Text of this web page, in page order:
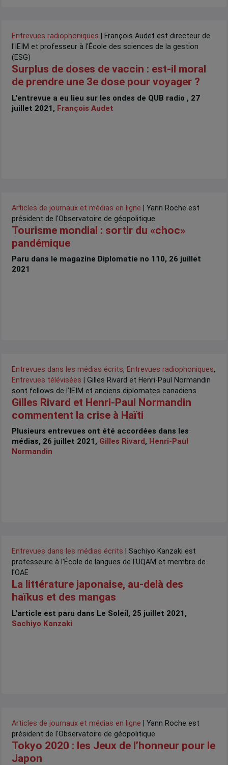
Entrevues radiophoniques | François Audet est directeur de
l'IEIM et professeur à l'École des sciences de la gestion
(ESG)
Surplus de doses de vaccin : est-il moral
de prendre une 3e dose pour voyager ?
L'entrevue a eu lieu sur les ondes de QUB radio , 27
juillet 2021, François Audet
Articles de journaux et médias en ligne | Yann Roche est
président de l'Observatoire de géopolitique
Tourisme mondial : sortir du «choc»
pandémique
Paru dans le magazine Diplomatie no 110, 26 juillet
2021
Entrevues dans les médias écrits, Entrevues radiophoniques,
Entrevues télévisées | Gilles Rivard et Henri-Paul Normandin
sont fellows de l’IEIM et anciens diplomates canadiens
Gilles Rivard et Henri-Paul Normandin
commentent la crise à Haïti
Plusieurs entrevues ont été accordées dans les
médias, 26 juillet 2021, Gilles Rivard, Henri-Paul
Normandin
Entrevues dans les médias écrits | Sachiyo Kanzaki est
professeure à l’École de langues de l'UQAM et membre de
l'OAE
La littérature japonaise, au-delà des
haïkus et des mangas
L'article est paru dans Le Soleil, 25 juillet 2021,
Sachiyo Kanzaki
Articles de journaux et médias en ligne | Yann Roche est
président de l'Observatoire de géopolitique
Tokyo 2020 : les Jeux de l’honneur pour le
Japon